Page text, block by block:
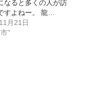
なると多くの人が訪
すよねー。 龍…
月21日
”